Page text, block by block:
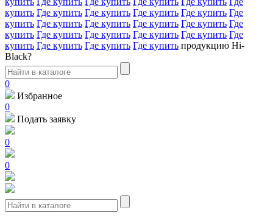
купить Где купить Где купить Где купить Где купить Где
купить Где купить Где купить Где купить Где купить Где
купить Где купить Где купить Где купить Где купить Где
купить Где купить Где купить Где купить продукцию Hi-
Black?
0
Избранное
0
Подать заявку
0
0